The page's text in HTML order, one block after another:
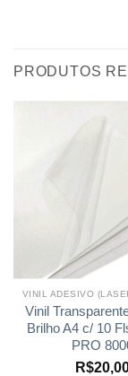
PRODUTOS
Vinil
Brilho A4 c/ 10
PRO
R$